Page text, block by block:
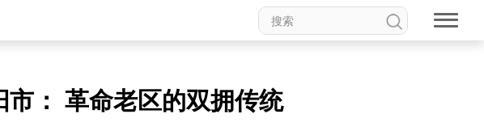
： 革命老区的双拥传统